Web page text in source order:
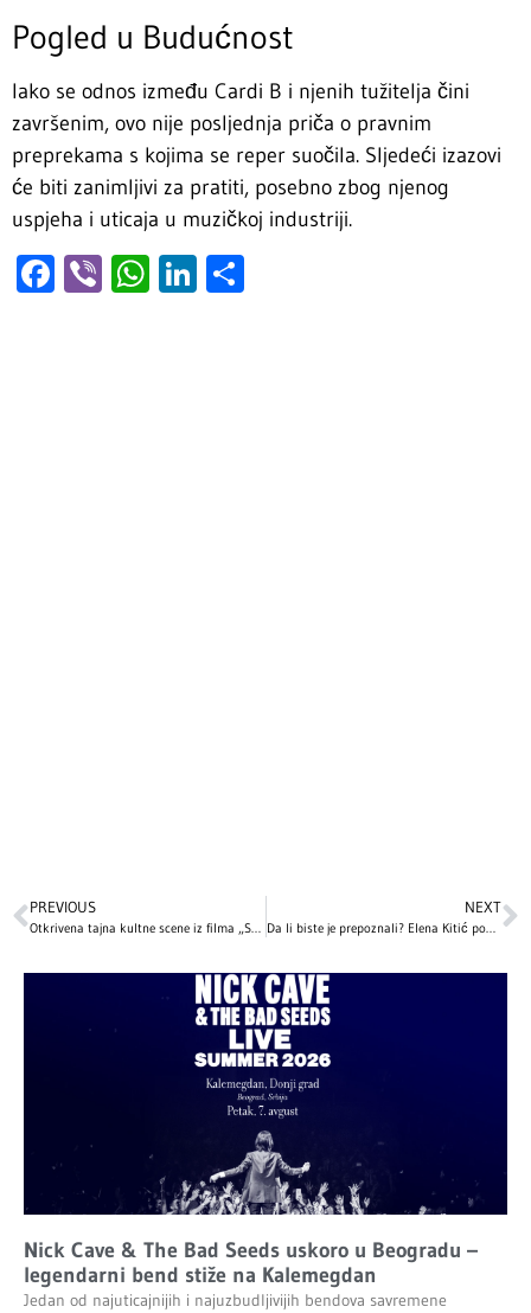
Pogled u Budućnost
Iako se odnos između Cardi B i njenih tužitelja čini
završenim, ovo nije posljednja priča o pravnim
preprekama s kojima se reper suočila. Sljedeći izazovi
će biti zanimljivi za pratiti, posebno zbog njenog
uspjeha i uticaja u muzičkoj industriji.
Facebook
ViberWhatsApp
LinkedIn
PREVIOUS
Otkrivena tajna kultne scene iz filma „Sam u kući“ koju je Mekoli Kalkin – potpuno improvizovao!
NEXT
Da li biste je prepoznali? Elena Kitić pokazala kako je izgledala u detinjstvu, snimci iz porodične arhive oduševili sve
Nick Cave & The Bad Seeds uskoro u Beogradu –
legendarni bend stiže na Kalemegdan
Jedan od najuticajnijih i najuzbudljivijih bendova savremene